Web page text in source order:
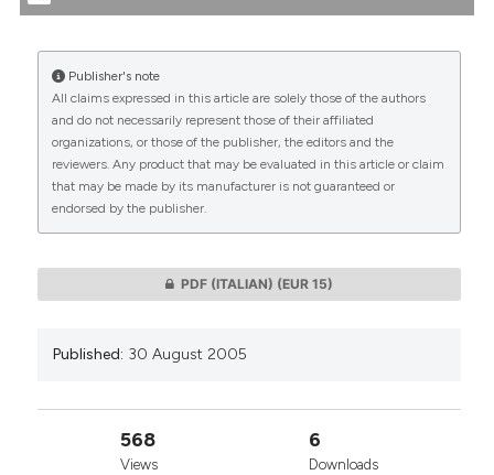
CITATIONS
0 0
More Citation Formats
Publisher's note
All claims expressed in this article are solely those of the authors
and do not necessarily represent those of their affiliated
organizations, or those of the publisher, the editors and the
reviewers. Any product that may be evaluated in this article or claim
that may be made by its manufacturer is not guaranteed or
endorsed by the publisher.
PDF (ITALIAN) (EUR 15)
Published: 30 August 2005
568
Views
6
Downloads